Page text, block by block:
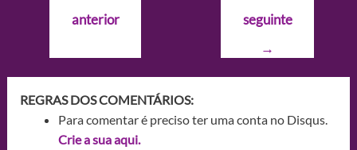
Postanterior
seguinte
→
REGRAS DOS COMENTÁRIOS:
Para comentar é preciso ter uma conta no Disqus.
Crie a sua aqui.